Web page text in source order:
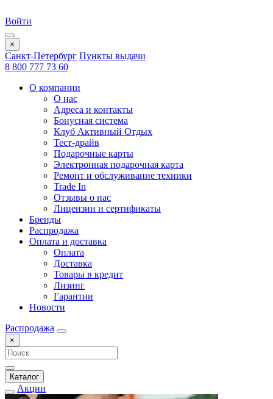
Войти
×
Санкт-Петербург Пункты выдачи
8 800 777 73 60
О компании
О нас
Адреса и контакты
Бонусная система
Клуб Активный Отдых
Тест-драйв
Подарочные карты
Электронная подарочная карта
Ремонт и обслуживание техники
Trade In
Отзывы о нас
Лицензии и сертификаты
Бренды
Распродажа
Оплата и доставка
Оплата
Доставка
Товары в кредит
Лизинг
Гарантии
Новости
Распродажа
×
Каталог
Акции